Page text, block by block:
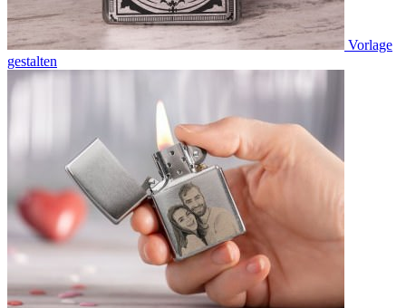
Vorlage
gestalten